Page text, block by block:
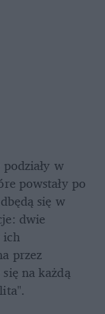
w
się w
dwie
przez
na każdą